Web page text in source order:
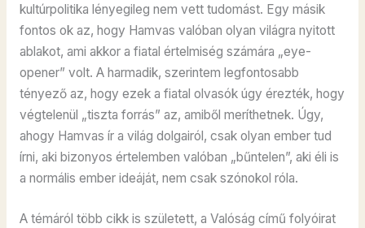
kultúrpolitika lényegileg nem vett tudomást. Egy másik
fontos ok az, hogy Hamvas valóban olyan világra nyitott
ablakot, ami akkor a fiatal értelmiség számára „eye-
opener” volt. A harmadik, szerintem legfontosabb
tényező az, hogy ezek a fiatal olvasók úgy érezték, hogy
végtelenül „tiszta forrás” az, amiből meríthetnek. Úgy,
ahogy Hamvas ír a világ dolgairól, csak olyan ember tud
írni, aki bizonyos értelemben valóban „bűntelen”, aki éli is
a normális ember ideáját, nem csak szónokol róla.
A témáról több cikk is született, a Valóság című folyóirat